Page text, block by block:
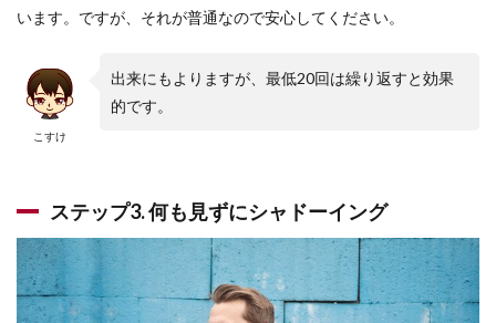
います。ですが、それが普通なので安心してください。
こすけ
出来にもよりますが、最低20回は繰り返すと効果
的です。
ステップ3. 何も見ずにシャドーイング